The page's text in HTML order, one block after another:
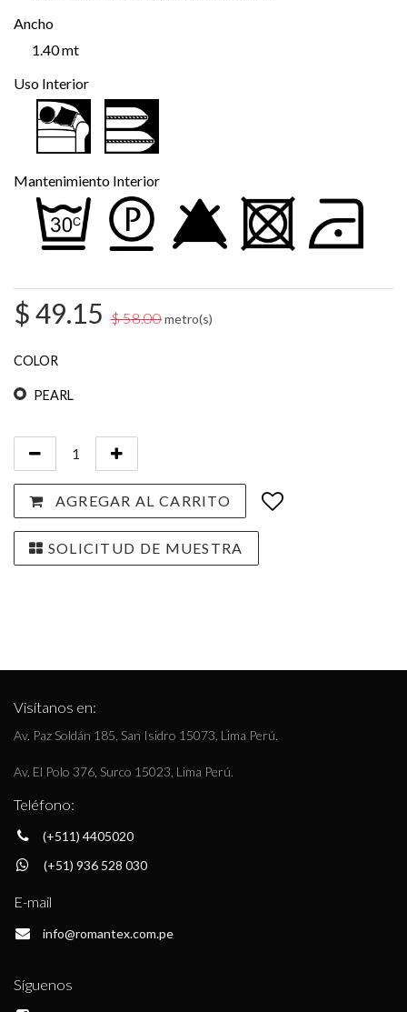
Ancho
1.40 mt
Uso Interior
Mantenimiento Interior
$49.15 $58.00metro(s)
COLOR
PEARL
AGREGAR AL CARRITO
SOLICITUD DE MUESTRA
Visítanos en:
Av. Paz Soldán 185, San Isidro 15073, Lima Perú.
Av. El Polo 376, Surco 15023, Lima Perú.
Teléfono:
(+511) 4405020
(+51) 936 528 030
E-mail
info@romantex.com.pe
Síguenos